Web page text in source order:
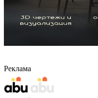
Реклама